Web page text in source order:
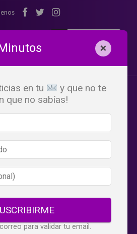
×
en tu
y que no te
que no sabías!
para validar tu email.